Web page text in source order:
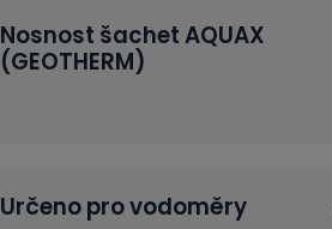
Nosnost šachet AQUAX
(GEOTHERM)
Určeno pro vodoměry